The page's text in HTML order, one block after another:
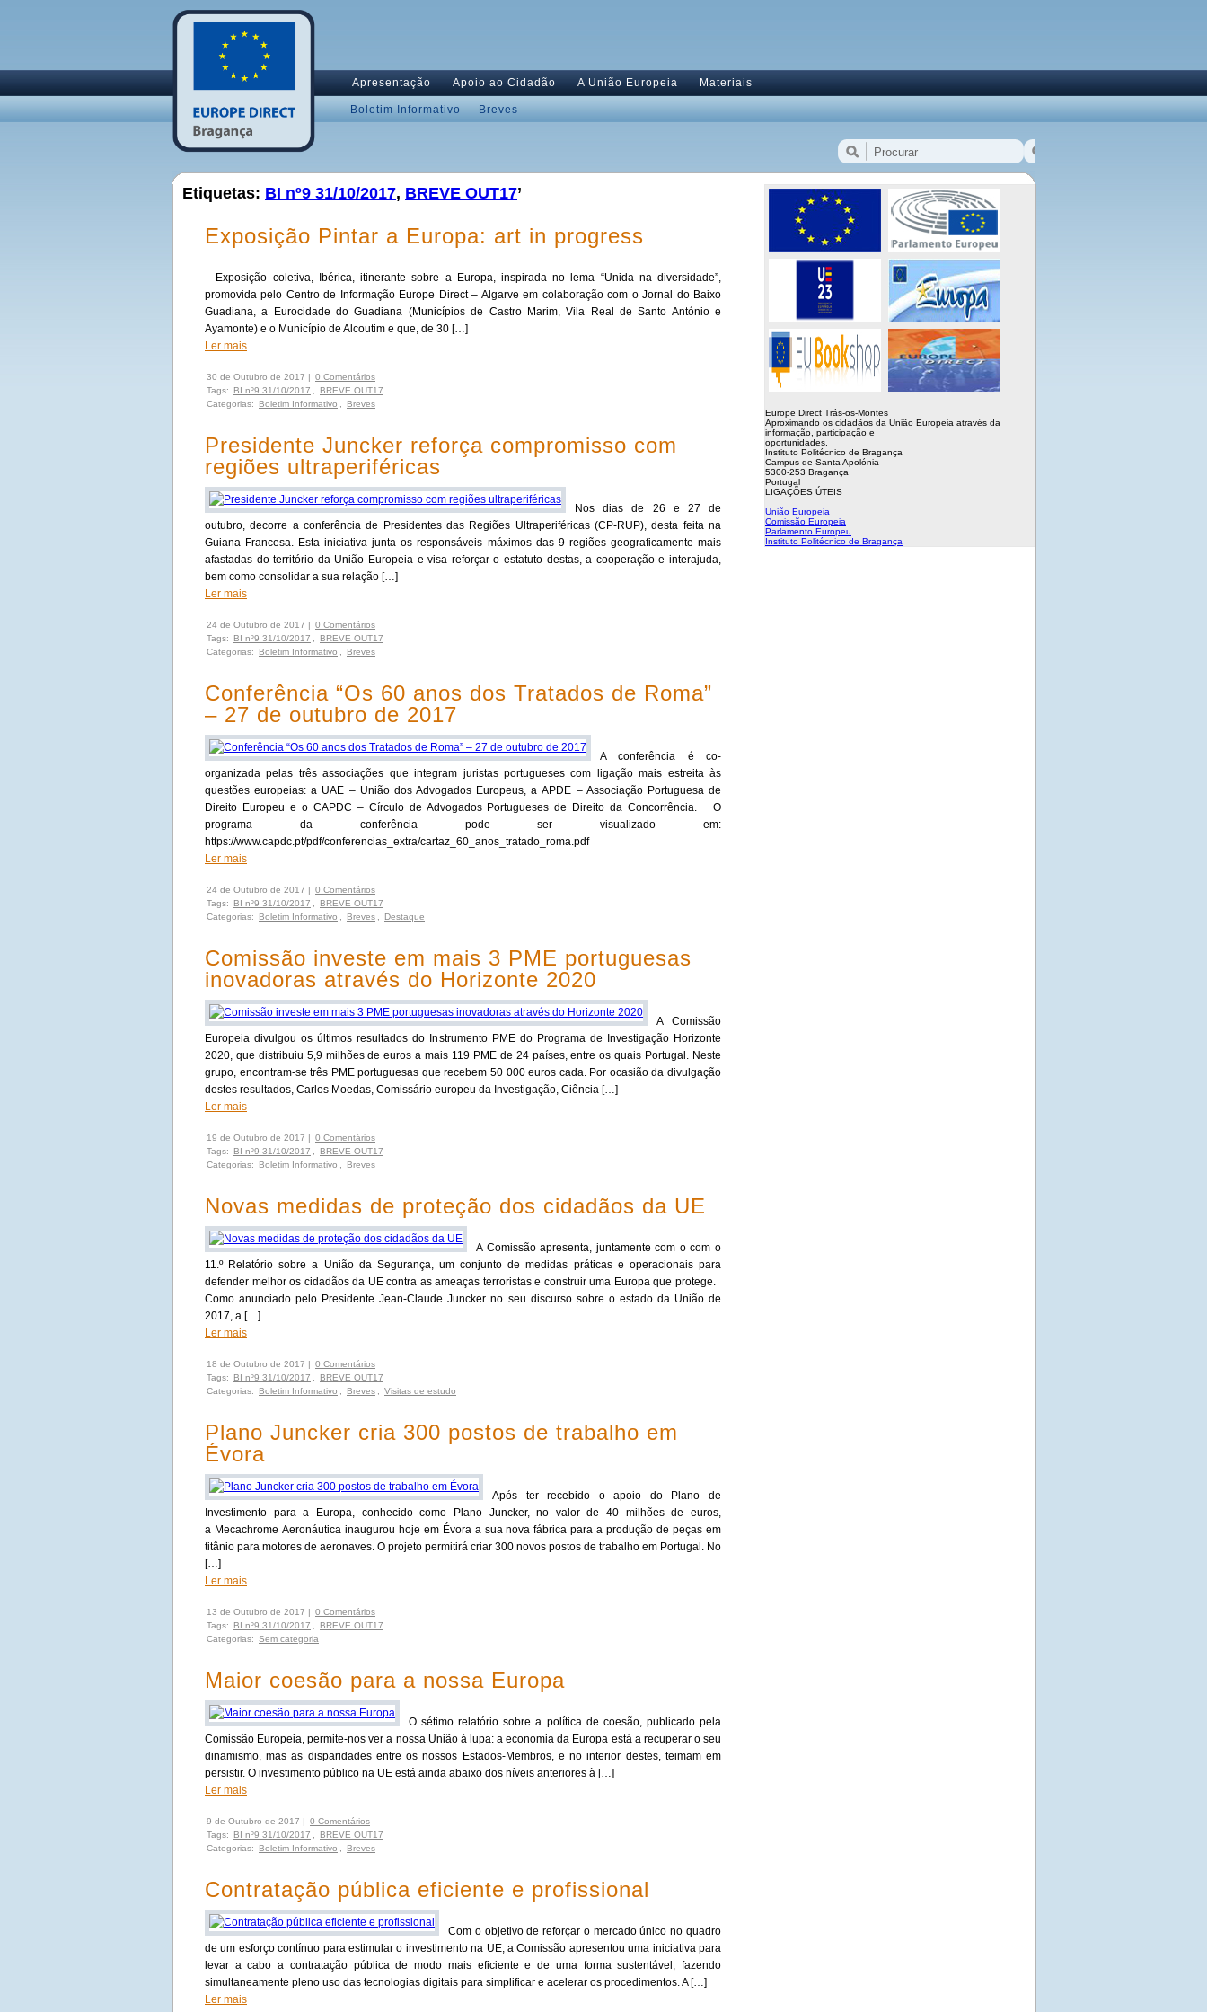
Apresentação Apoio ao Cidadão A União Europeia Materiais
Boletim Informativo Breves
Etiquetas: BI nº9 31/10/2017, BREVE OUT17’
Exposição Pintar a Europa: art in progress
Exposição coletiva, Ibérica, itinerante sobre a Europa, inspirada no lema “Unida na diversidade”,
promovida pelo Centro de Informação Europe Direct – Algarve em colaboração com o Jornal do Baixo
Guadiana, a Eurocidade do Guadiana (Municípios de Castro Marim, Vila Real de Santo António e
Ayamonte) e o Município de Alcoutim e que, de 30 […]
Ler mais
30 de Outubro de 2017 | 0 Comentários
Tags:
BI nº9 31/10/2017
BREVE OUT17
Categorias:
Boletim Informativo Breves
Presidente Juncker reforça compromisso com
regiões ultraperiféricas
Nos dias de 26 e 27 de
outubro, decorre a conferência de Presidentes das Regiões Ultraperiféricas (CP-RUP), desta feita na
Guiana Francesa. Esta iniciativa junta os responsáveis máximos das 9 regiões geograficamente mais
afastadas do território da União Europeia e visa reforçar o estatuto destas, a cooperação e interajuda,
bem como consolidar a sua relação […]
Ler mais
24 de Outubro de 2017 | 0 Comentários
Tags:
BI nº9 31/10/2017
BREVE OUT17
Categorias:
Boletim Informativo Breves
Conferência “Os 60 anos dos Tratados de Roma”
– 27 de outubro de 2017
A conferência é co-
organizada pelas três associações que integram juristas portugueses com ligação mais estreita às
questões europeias: a UAE – União dos Advogados Europeus, a APDE – Associação Portuguesa de
Direito Europeu e o CAPDC – Círculo de Advogados Portugueses de Direito da Concorrência. O
programa da conferência pode ser visualizado em:
https://www.capdc.pt/pdf/conferencias_extra/cartaz_60_anos_tratado_roma.pdf
Ler mais
24 de Outubro de 2017 | 0 Comentários
Tags:
BI nº9 31/10/2017
BREVE OUT17
Categorias:
Boletim Informativo Breves Destaque
Comissão investe em mais 3 PME portuguesas
inovadoras através do Horizonte 2020
A Comissão
Europeia divulgou os últimos resultados do Instrumento PME do Programa de Investigação Horizonte
2020, que distribuiu 5,9 milhões de euros a mais 119 PME de 24 países, entre os quais Portugal. Neste
grupo, encontram‑se três PME portuguesas que recebem 50 000 euros cada. Por ocasião da divulgação
destes resultados, Carlos Moedas, Comissário europeu da Investigação, Ciência […]
Ler mais
19 de Outubro de 2017 | 0 Comentários
Tags:
BI nº9 31/10/2017
BREVE OUT17
Categorias:
Boletim Informativo Breves
Novas medidas de proteção dos cidadãos da UE
A Comissão apresenta, juntamente com o com o
11.º Relatório sobre a União da Segurança, um conjunto de medidas práticas e operacionais para
defender melhor os cidadãos da UE contra as ameaças terroristas e construir uma Europa que protege.
Como anunciado pelo Presidente Jean-Claude Juncker no seu discurso sobre o estado da União de
2017, a […]
Ler mais
18 de Outubro de 2017 | 0 Comentários
Tags:
BI nº9 31/10/2017
BREVE OUT17
Categorias:
Boletim Informativo Breves Visitas de estudo
Plano Juncker cria 300 postos de trabalho em
Évora
Após ter recebido o apoio do Plano de
Investimento para a Europa, conhecido como Plano Juncker, no valor de 40 milhões de euros,
a Mecachrome Aeronáutica inaugurou hoje em Évora a sua nova fábrica para a produção de peças em
titânio para motores de aeronaves. O projeto permitirá criar 300 novos postos de trabalho em Portugal. No
[…]
Ler mais
13 de Outubro de 2017 | 0 Comentários
Tags:
BI nº9 31/10/2017
BREVE OUT17
Categorias: Sem categoria
Maior coesão para a nossa Europa
O sétimo relatório sobre a política de coesão, publicado pela
Comissão Europeia, permite-nos ver a nossa União à lupa: a economia da Europa está a recuperar o seu
dinamismo, mas as disparidades entre os nossos Estados‑Membros, e no interior destes, teimam em
persistir. O investimento público na UE está ainda abaixo dos níveis anteriores à […]
Ler mais
9 de Outubro de 2017 | 0 Comentários
Tags:
BI nº9 31/10/2017
BREVE OUT17
Categorias:
Boletim Informativo Breves
Contratação pública eficiente e profissional
Com o objetivo de reforçar o mercado único no quadro
de um esforço contínuo para estimular o investimento na UE, a Comissão apresentou uma iniciativa para
levar a cabo a contratação pública de modo mais eficiente e de uma forma sustentável, fazendo
simultaneamente pleno uso das tecnologias digitais para simplificar e acelerar os procedimentos. A […]
Ler mais
Europe Direct Trás-os-Montes
Aproximando os cidadãos da União Europeia através da
informação, participação e
oportunidades.
Instituto Politécnico de Bragança
Campus de Santa Apolónia
5300-253 Bragança
Portugal
LIGAÇÕES ÚTEIS
União Europeia
Comissão Europeia
Parlamento Europeu
Instituto Politécnico de Bragança